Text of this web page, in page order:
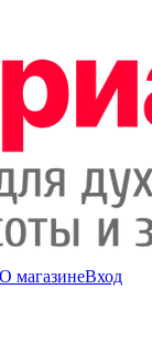
О магазинеВход